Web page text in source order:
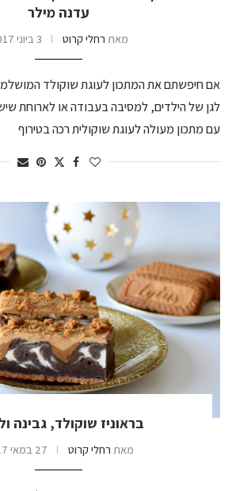
עדנה מילר
מאת רחלי קרוט 3 ביוני 2017
אם חיפשתם את המתכון לעוגת שוקולד
לגן של הילדים, למסיבה בעבודה או לארוחת
עם מתכון מעולה לעוגת שוקולית רכה בטירוף
בראוניז שוקולד, גבינה
מאת רחלי קרוט 27 במאי 2017